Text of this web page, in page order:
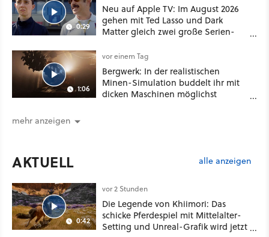
0:29
Neu auf Apple TV: Im August 2026
gehen mit Ted Lasso und Dark
Matter gleich zwei große Serien-
1:06
vor einem Tag
Bergwerk: In der realistischen
Minen-Simulation buddelt ihr mit
dicken Maschinen möglichst
mehr anzeigen
AKTUELL alle anzeigen
0:42
vor 2 Stunden
Die Legende von Khiimori: Das
schicke Pferdespiel mit Mittelalter-
Setting und Unreal-Grafik wird jetzt